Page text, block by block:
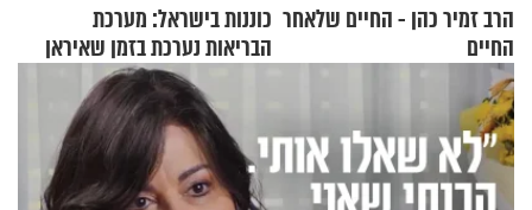
הרב זמיר כהן - החיים שלאחר
החיים
כוננות בישראל: מערכת
הבריאות נערכת בזמן שאיראן
מאיימת על הבריטים